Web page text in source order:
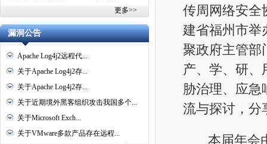
更多>>
漏洞公告
Apache Log4j2远程代...
关于Apache Log4j2存...
关于Apache Log4j2存...
关于近期境外黑客组织攻击我国多个...
关于Microsoft Exch...
关于VMware多款产品存在远程...
传周网络安全
建省福州市举
聚政府主管部
产、学、研、
胁治理、应急
流与探讨，分
本届年会由